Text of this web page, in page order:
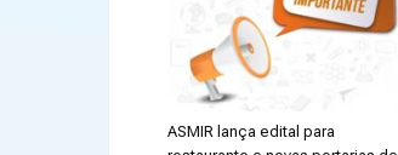
ASMIR lança edital para